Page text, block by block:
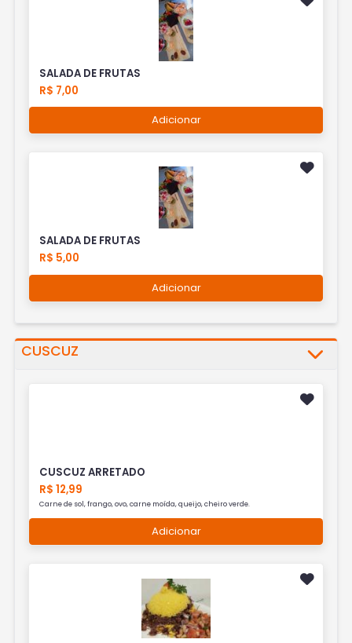
SALADA DE FRUTAS
R$ 7,00
Adicionar
SALADA DE FRUTAS
R$ 5,00
Adicionar
CUSCUZ
CUSCUZ ARRETADO
R$ 12,99
Carne de sol, frango, ovo, carne moída, queijo, cheiro verde.
Adicionar